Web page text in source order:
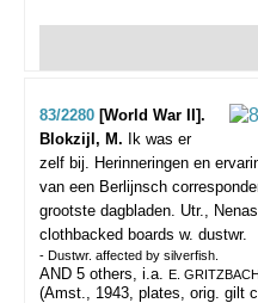
83/2280 [World War II].
Blokzijl, M.
Ik was er
zelf bij. Herinneringen en
van een Berlijnsch
grootste dagbladen. Utr.,
clothbacked boards w. dustwr.
- Dustwr. affected by silverfish.
AND 5 others, i.a. E. GRITZBACH
(Amst., 1943, plates, orig. gilt